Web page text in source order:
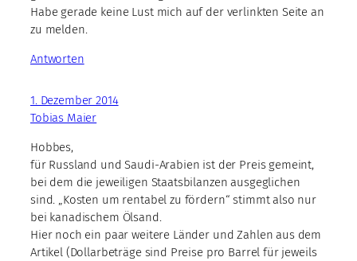
Habe gerade keine Lust mich auf der verlinkten Seite an
zu melden.
Antworten
1. Dezember 2014
Tobias Maier
Hobbes,
für Russland und Saudi-Arabien ist der Preis gemeint,
bei dem die jeweiligen Staatsbilanzen ausgeglichen
sind. „Kosten um rentabel zu fördern“ stimmt also nur
bei kanadischem Ölsand.
Hier noch ein paar weitere Länder und Zahlen aus dem
Artikel (Dollarbeträge sind Preise pro Barrel für jeweils